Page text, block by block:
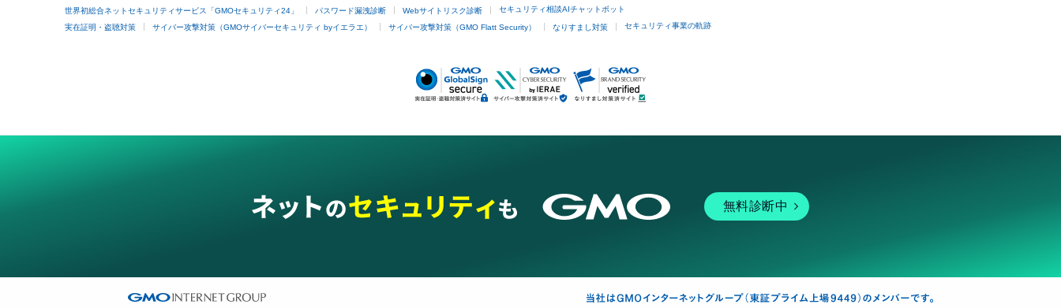
世界初総合ネットセキュリティサービス「GMOセキュリティ24」 パスワード漏洩診断 Webサイトリスク診断 セキュリティ相談AIチャットボット
実在証明・盗聴対策 サイバー攻撃対策（GMOサイバーセキュリティ byイエラエ） サイバー攻撃対策（GMO Flatt Security） なりすまし対策 セキュリティ事業の軌跡
無料診断中